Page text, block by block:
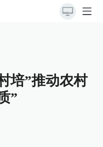
培”推动农村
”